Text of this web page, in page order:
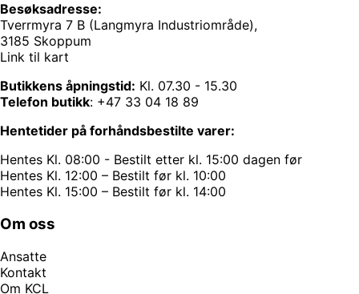
Besøksadresse:
Tverrmyra 7 B (Langmyra Industriområde),
3185 Skoppum
Link til kart
Butikkens åpningstid: Kl. 07.30 - 15.30
Telefon butikk: +47 33 04 18 89
Hentetider på forhåndsbestilte varer:
Hentes Kl. 08:00 - Bestilt etter kl. 15:00 dagen før
Hentes Kl. 12:00 – Bestilt før kl. 10:00
Hentes Kl. 15:00 – Bestilt før kl. 14:00
Om oss
Ansatte
Kontakt
Om KCL